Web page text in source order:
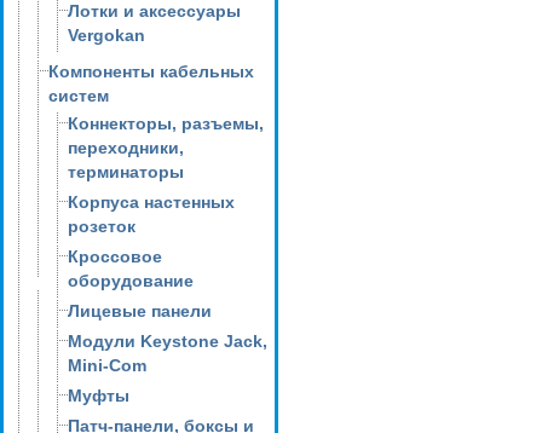
Лотки и аксессуары
Vergokan
Компоненты кабельных
систем
Коннекторы, разъемы,
переходники,
терминаторы
Корпуса настенных
розеток
Кроссовое
оборудование
Лицевые панели
Модули Keystone Jack,
Mini-Com
Муфты
Патч-панели, боксы и